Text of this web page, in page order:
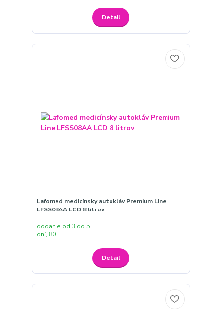
Detail
Lafomed medicínsky autokláv Premium Line
LFSS08AA LCD 8 litrov
dodanie od 3 do 5
dní, 80
Detail